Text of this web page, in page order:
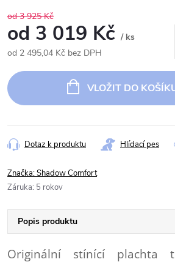
od 3 925 Kč
od 3 019 Kč / ks
od 2 495,04 Kč bez DPH
cena:
VLOŽIT DO
Dotaz k produktu Hlídací pes
Značka:Shadow Comfort
Záruka: 5 rokov
Popis produktu
Originální stínící plachta